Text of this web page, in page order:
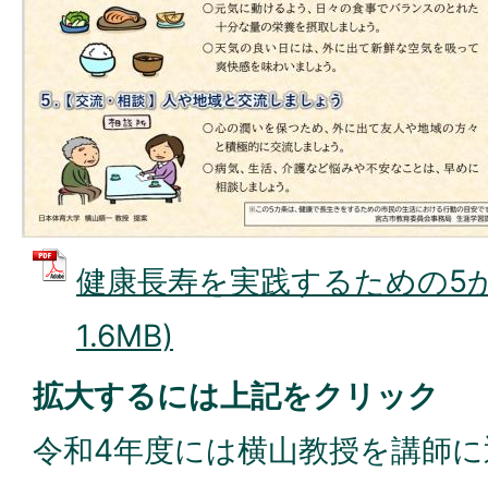
健康長寿を実践するための5
1.6MB)
拡大するには上記をクリック
令和4年度には横山教授を講師